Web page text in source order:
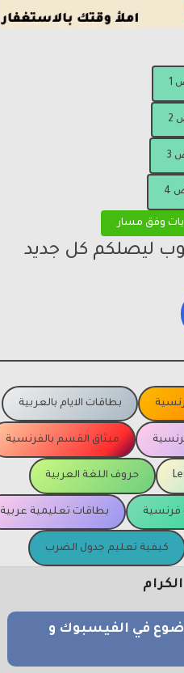
1
2
3
4
وفق مسار
ليصلكم كل جديد
بطاقات الايام بالعربية
ميثاق القسم بالفرنسية
حروف اللغة العربية
فرنسية بطاقات تعليمية عربية
كيفية تعليم جدول الضرب
في الفيسبوك و